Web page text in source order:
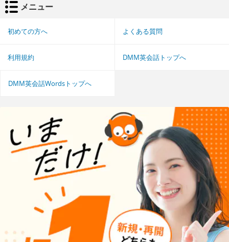
メニュー
初めての方へ よくある質問
利用規約 DMM英会話トップへ
DMM英会話Wordsトップへ